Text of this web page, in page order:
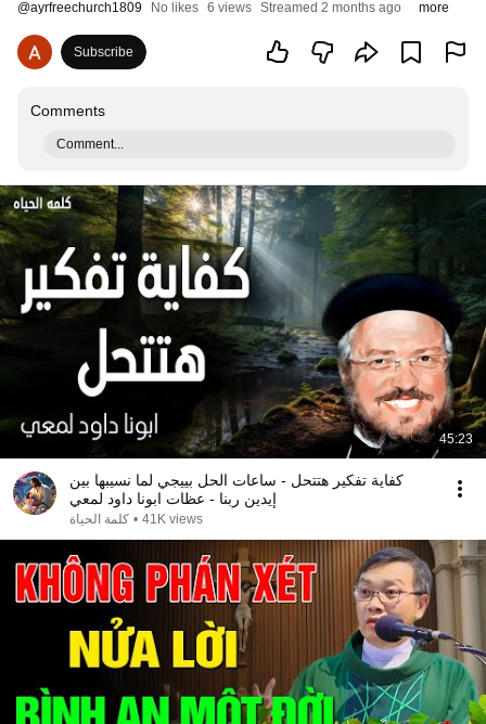
@ayrfreechurch1809 No likes 6 views Streamed 2 months ago more
Subscribe
Comments
Comment...
45:23
كفاية تفكير هتتحل - ساعات الحل بييجي لما نسيبها بين
إيدين ربنا - عظات ابونا داود لمعي
كلمة الحياة • 41K views